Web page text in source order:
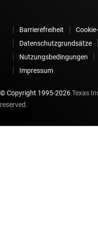
Barrierefreiheit
Datenschutzgrundsätze
Nutzungsbedingungen
Impressum
© Copyright 1995-2026Texas
reserved.